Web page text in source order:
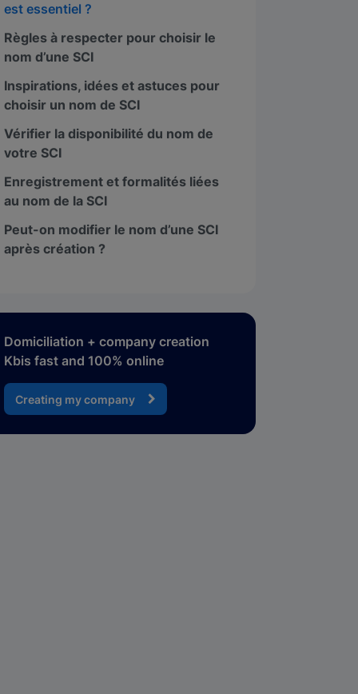
est essentiel ?
Règles à respecter pour choisir le
nom d’une SCI
Inspirations, idées et astuces pour
choisir un nom de SCI
Vérifier la disponibilité du nom de
votre SCI
Enregistrement et formalités liées
au nom de la SCI
Peut-on modifier le nom d’une SCI
après création ?
Domiciliation + company creation
Kbis fast and 100% online
Creating my company